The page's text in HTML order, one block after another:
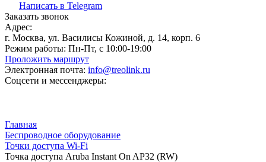
Написать в Telegram
Заказать звонок
Адрес:
г. Москва, ул. Василисы Кожиной, д. 14, корп. 6
Режим работы: Пн-Пт, с 10:00-19:00
Проложить маршрут
Электронная почта: info@treolink.ru
Соцсети и мессенджеры:
Главная
Беспроводное оборудование
Точки доступа Wi-Fi
Точка доступа Aruba Instant On AP32 (RW)